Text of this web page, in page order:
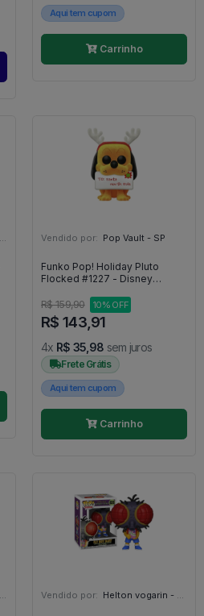
Aqui tem cupom
Carrinho
Vendido por: Pop Vault - SP
Funko Pop! Holiday Pluto
Flocked #1227 - Disney
R$ 159,90
10% OFF
R$ 143,91
4x R$ 35,98 sem juros
Frete Grátis
Aqui tem cupom
Carrinho
Vendido por: Helton vogarin - SP